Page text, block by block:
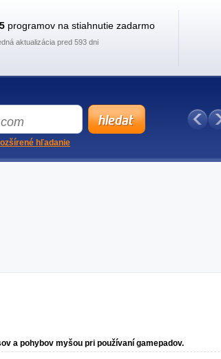
a pohybov myšou pri používaní gamepadov.
programov na stiahnutie zadarmo
aktualizácia pred 593 dni
hľadanie